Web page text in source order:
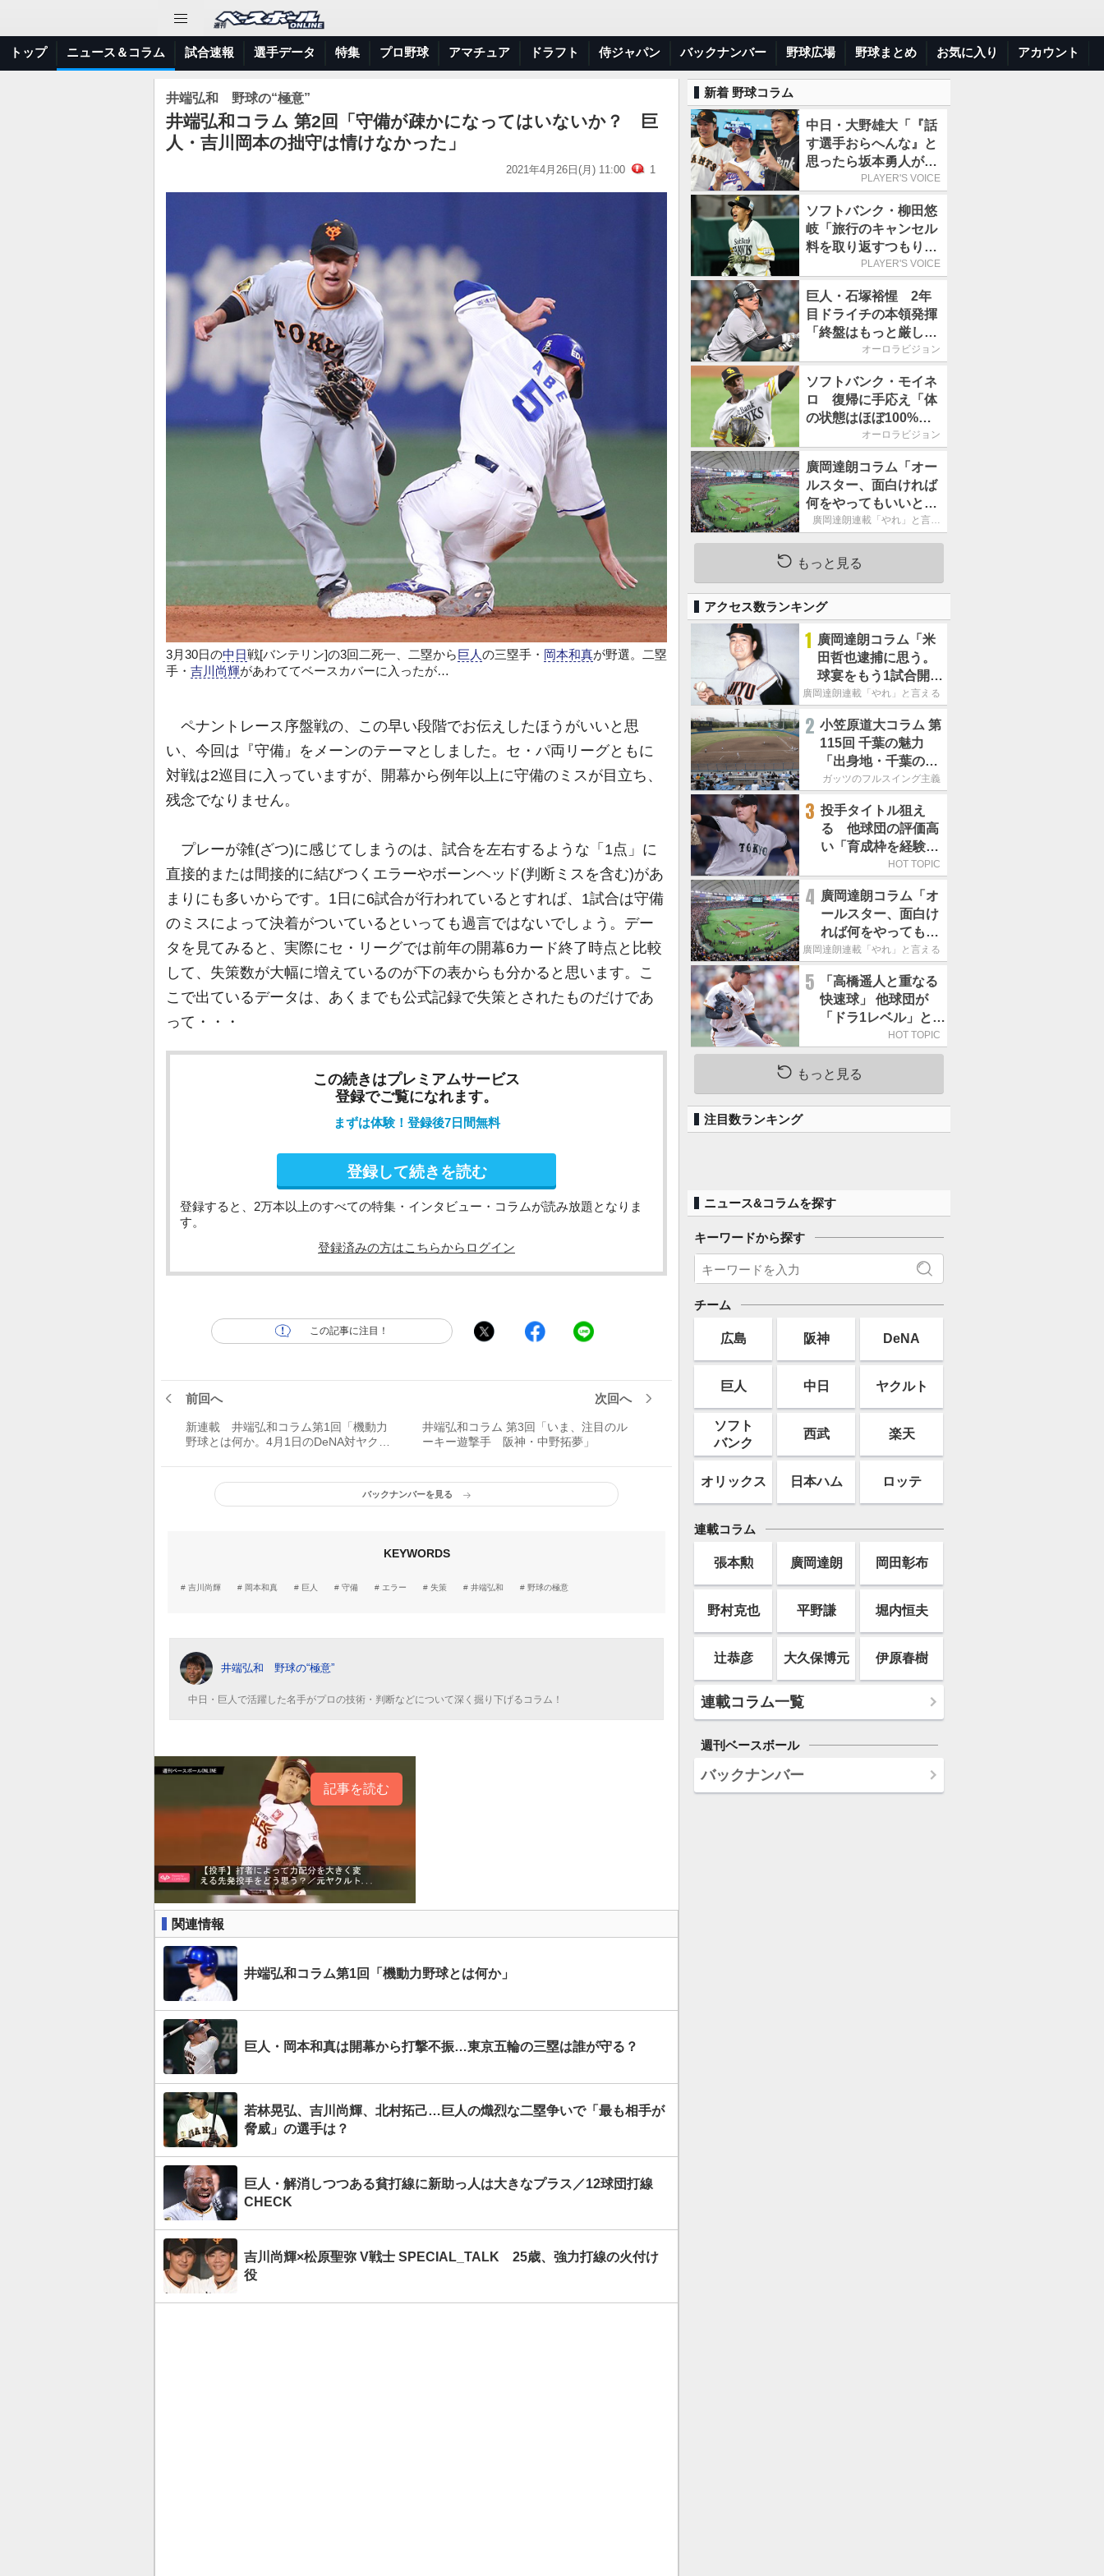
トップ ニュース＆コラム 試合速報 選手データ 特集 プロ野球 アマチュア ドラフト 侍ジャパン バックナンバー 野球広場 野球まとめ お気に入り アカウント
井端弘和 野球の“極意”
井端弘和コラム 第2回「守備が疎かになってはいないか？ 巨
人・吉川岡本の拙守は情けなかった」
2021年4月26日(月) 11:00 1
3月30日の中日戦[バンテリン]の3回二死一、二塁から 巨人の三塁手・ 岡本和真が野選。二塁
手・ 吉川尚輝があわててベースカバーに入ったが…
ペナントレース序盤戦の、この早い段階でお伝えしたほうがいいと思
い、今回は『守備』をメーンのテーマとしました。セ・パ両リーグともに
対戦は2巡目に入っていますが、開幕から例年以上に守備のミスが目立ち、
残念でなりません。
プレーが雑(ざつ)に感じてしまうのは、試合を左右するような「1点」に
直接的または間接的に結びつくエラーやボーンヘッド(判断ミスを含む)があ
まりにも多いからです。1日に6試合が行われているとすれば、1試合は守備
のミスによって決着がついているといっても過言ではないでしょう。デー
タを見てみると、実際にセ・リーグでは前年の開幕6カード終了時点と比較
して、失策数が大幅に増えているのが下の表からも分かると思います。こ
こで出ているデータは、あくまでも公式記録で失策とされたものだけであ
って・・・
この続きはプレミアムサービス
登録でご覧になれます。
まずは体験！登録後7日間無料
登録して続きを読む
登録すると、2万本以上のすべての特集・インタビュー・コラムが読み放題となりま
す。
登録済みの方はこちらからログイン
この記事に注目！
前回へ
新連載 井端弘和コラム第1回「機動力
野球とは何か。4月1日のDeNA対ヤクル
次回へ
井端弘和コラム 第3回「いま、注目のル
ーキー遊撃手 阪神・中野拓夢」
バックナンバーを見る
KEYWORDS
吉川尚輝 岡本和真 巨人 守備 エラー 失策 井端弘和 野球の極意
井端弘和 野球の“極意”
中日・巨人で活躍した名手がプロの技術・判断などについて深く掘り下げるコラム！
記事を読む
関連情報
井端弘和コラム第1回「機動力野球とは何か」
巨人・岡本和真は開幕から打撃不振…東京五輪の三塁は誰が守る？
若林晃弘、吉川尚輝、北村拓己…巨人の熾烈な二塁争いで「最も相手が
脅威」の選手は？
巨人・解消しつつある貧打線に新助っ人は大きなプラス／12球団打線
CHECK
吉川尚輝×松原聖弥 V戦士 SPECIAL_TALK 25歳、強力打線の火付け
役
新着 野球コラム
中日・大野雄大「『話
す選手おらへんな』と
思ったら坂本勇人が来
た！」／オールスター
PLAYER'S VOICE
ソフトバンク・柳田悠
岐「旅行のキャンセル
料を取り返すつもりで
出場しました(笑)」／
PLAYER'S VOICE
巨人・石塚裕惺 2年
目ドライチの本領発揮
「終盤はもっと厳しい
戦いが続いていく。チ
に」／後半戦に息巻
く！
オーロラビジョン
ソフトバンク・モイネ
ロ 復帰に手応え「体
の状態はほぼ100%」
／後半戦に息巻く！
オーロラビジョン
廣岡達朗コラム「オー
ルスター、面白ければ
何をやってもいいとい
う発想は大間違い」
廣岡達朗連載「やれ」と言え
る信念
もっと見る
アクセス数ランキング
1 廣岡達朗コラム「米
田哲也逮捕に思う。
球宴をもう1試合開催
でOB救済を」
廣岡達朗連載「やれ」と言える信念
2 小笠原道大コラム 第
115回 千葉の魅力
「出身地・千葉の話
の続き。昔から野球
す」
ガッツのフルスイング主義
3 投手タイトル狙え
る 他球団の評価高
い「育成枠を経験し
た巨人の左腕」は
HOT TOPIC
4 廣岡達朗コラム「オ
ールスター、面白け
れば何をやってもい
いという発想は大間
廣岡達朗連載「やれ」と言える信念
5
「高橋遥人と重なる
快速球」 他球団が
「ドラ1レベル」と評
する巨人の左腕は
HOT TOPIC
もっと見る
注目数ランキング
ニュース&コラムを探す
キーワードから探す
チーム
広島 阪神 DeNA
巨人 中日 ヤクルト
ソフト
バンク
西武 楽天
オリックス 日本ハム ロッテ
連載コラム
張本勲 廣岡達朗 岡田彰布
野村克也 平野謙 堀内恒夫
辻恭彦 大久保博元 伊原春樹
連載コラム一覧
週刊ベースボール
バックナンバー